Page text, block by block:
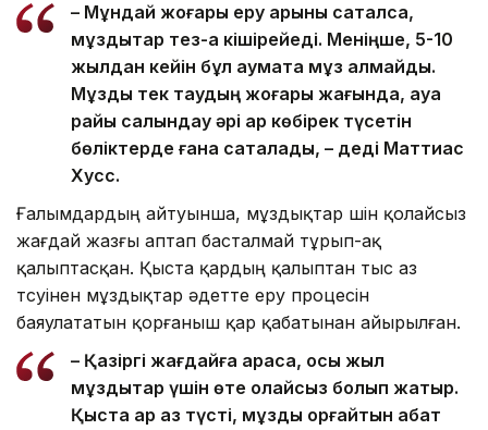
– Мұндай жоғары еру қарқыны сақталса,
мұздықтар тез-ақ кішірейеді. Меніңше, 5-10
жылдан кейін бұл аумақта мұз қалмайды.
Мұздық тек таудың жоғары жағында, ауа
райы салқындау әрі қар көбірек түсетін
бөліктерде ғана сақталады, – деді Маттиас
Хусс.
Ғалымдардың айтуынша, мұздықтар үшін қолайсыз
жағдай жазғы аптап басталмай тұрып-ақ
қалыптасқан. Қыста қардың қалыптан тыс аз
түсуінен мұздықтар әдетте еру процесін
баяулататын қорғаныш қар қабатынан айырылған.
– Қазіргі жағдайға қарасақ, осы жыл
мұздықтар үшін өте қолайсыз болып жатыр.
Қыста қар аз түсті, мұзды қорғайтын қабат